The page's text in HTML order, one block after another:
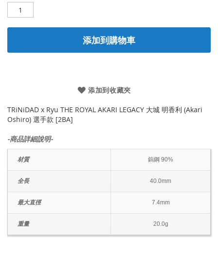
添加到購物車
添加到收藏夾
TRiNiDAD x Ryu THE ROYAL AKARI LEGACY 大城 明香利 (Akari
Oshiro) 選手款 [2BA]
-商品詳細說明-
材質 鎢鋼 90%
全長 40.0mm
最大直徑 7.4mm
重量 20.0g